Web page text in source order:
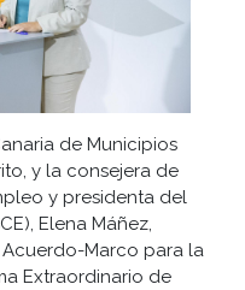
de Municipios
y la consejera de
y presidenta del
Elena Máñez,
Marco para la
Extraordinario de